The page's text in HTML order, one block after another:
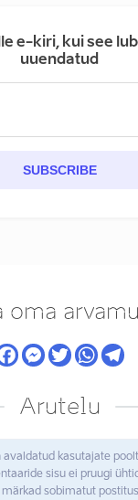
e-kiri, kui see
uuendatud
SUBSCRIBE
oma
Arutelu
kasutajate
sisu ei pruugi
märkad sobimatut